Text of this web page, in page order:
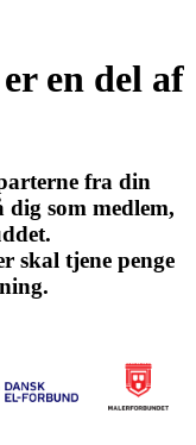
en del af
fra din
dig som medlem,
skal tjene penge